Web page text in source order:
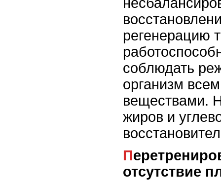
регенерацию
соблюдать
организм
веществами.
жиров и
Перетренированность и
отсутствие